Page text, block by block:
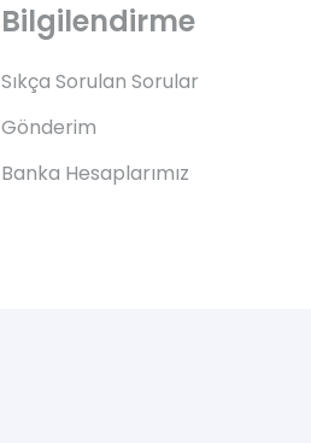
Bilgilendirme
Sıkça Sorulan Sorular
Gönderim
Banka Hesaplarımız